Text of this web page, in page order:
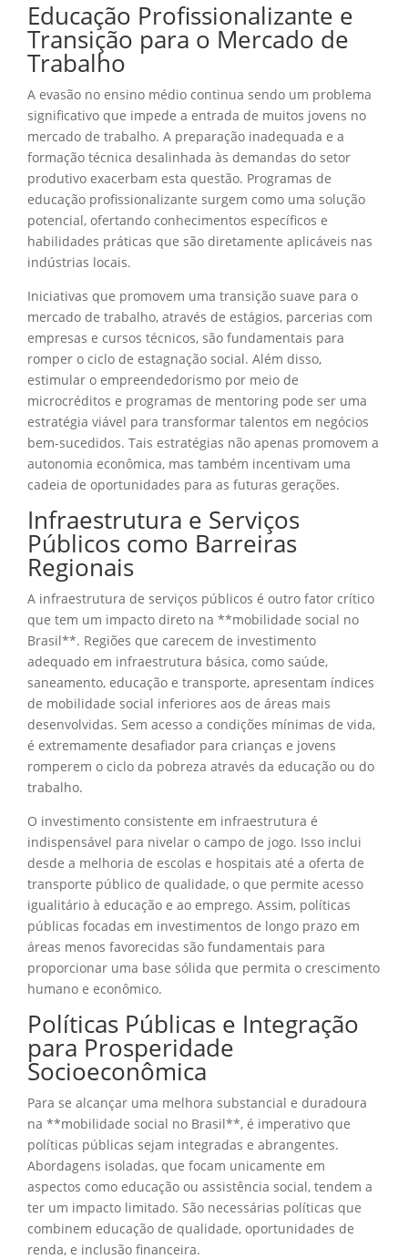
Educação Profissionalizante e
Transição para o Mercado de
Trabalho
A evasão no ensino médio continua sendo um problema
significativo que impede a entrada de muitos jovens no
mercado de trabalho. A preparação inadequada e a
formação técnica desalinhada às demandas do setor
produtivo exacerbam esta questão. Programas de
educação profissionalizante surgem como uma solução
potencial, ofertando conhecimentos específicos e
habilidades práticas que são diretamente aplicáveis nas
indústrias locais.
Iniciativas que promovem uma transição suave para o
mercado de trabalho, através de estágios, parcerias com
empresas e cursos técnicos, são fundamentais para
romper o ciclo de estagnação social. Além disso,
estimular o empreendedorismo por meio de
microcréditos e programas de mentoring pode ser uma
estratégia viável para transformar talentos em negócios
bem-sucedidos. Tais estratégias não apenas promovem a
autonomia econômica, mas também incentivam uma
cadeia de oportunidades para as futuras gerações.
Infraestrutura e Serviços
Públicos como Barreiras
Regionais
A infraestrutura de serviços públicos é outro fator crítico
que tem um impacto direto na **mobilidade social no
Brasil**. Regiões que carecem de investimento
adequado em infraestrutura básica, como saúde,
saneamento, educação e transporte, apresentam índices
de mobilidade social inferiores aos de áreas mais
desenvolvidas. Sem acesso a condições mínimas de vida,
é extremamente desafiador para crianças e jovens
romperem o ciclo da pobreza através da educação ou do
trabalho.
O investimento consistente em infraestrutura é
indispensável para nivelar o campo de jogo. Isso inclui
desde a melhoria de escolas e hospitais até a oferta de
transporte público de qualidade, o que permite acesso
igualitário à educação e ao emprego. Assim, políticas
públicas focadas em investimentos de longo prazo em
áreas menos favorecidas são fundamentais para
proporcionar uma base sólida que permita o crescimento
humano e econômico.
Políticas Públicas e Integração
para Prosperidade
Socioeconômica
Para se alcançar uma melhora substancial e duradoura
na **mobilidade social no Brasil**, é imperativo que
políticas públicas sejam integradas e abrangentes.
Abordagens isoladas, que focam unicamente em
aspectos como educação ou assistência social, tendem a
ter um impacto limitado. São necessárias políticas que
combinem educação de qualidade, oportunidades de
renda, e inclusão financeira.